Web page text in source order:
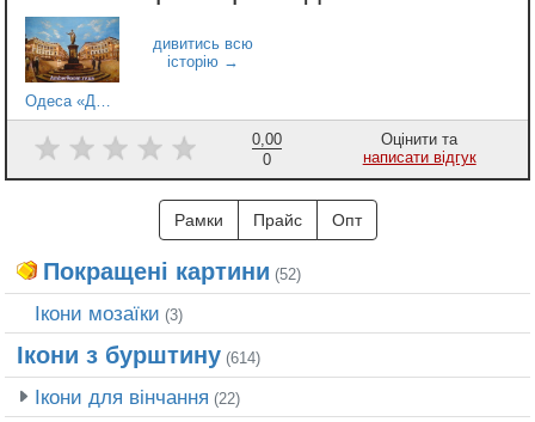
0,00
0
Оцінити та
написати відгук
Рамки Прайс Опт
Покращені картини (52)
Ікони мозаїки (3)
Ікони з бурштину (614)
Ікони для вінчання (22)